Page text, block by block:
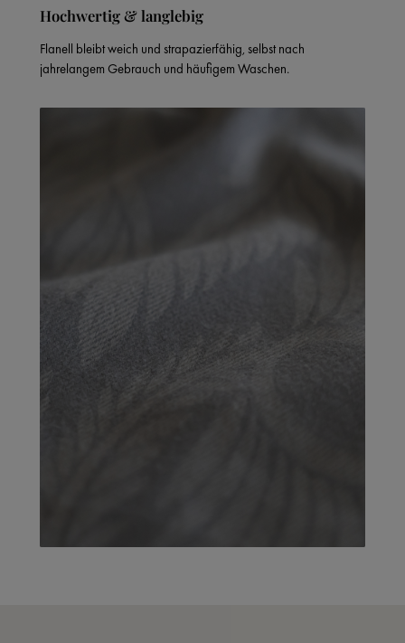
Hochwertig & langlebig
Flanell bleibt weich und strapazierfähig, selbst nach
jahrelangem Gebrauch und häufigem Waschen.